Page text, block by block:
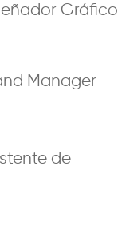
Gráfico
Manager
de